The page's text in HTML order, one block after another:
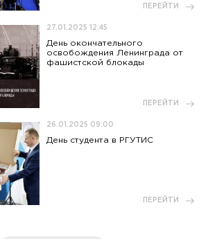
ПЕРЕЙТИ
27.01.2025 12:45
День окончательного
освобождения Ленинграда от
фашистской блокады
ПЕРЕЙТИ
26.01.2025 09:00
День студента в РГУТИС
ПЕРЕЙТИ